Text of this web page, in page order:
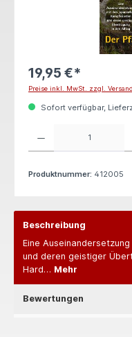
19,95 €*
Preise inkl. MwSt. zzgl.
Sofort verfügbar,
Produktnummer: 412005
Beschreibung
Eine
und deren geistiger
Hard… Mehr
Bewertungen